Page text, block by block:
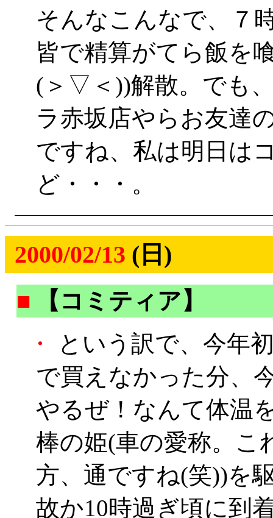
そんなこんなで、７
皆で精算がてら飯を
(＞▽＜))解散。でも
ラ赤坂店やらお友達
ですね、私は明日は
ど・・・。
2000/02/13 (日)
■
【コミティア】
・
という訳で、今年
で買えなかった分、
やるぜ！なんて体温
棒の姫(車の愛称。こ
方、通ですね(笑))を
故か10時過ぎ頃に到